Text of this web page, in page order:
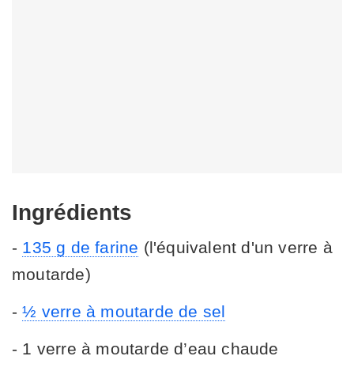
Ingrédients
- 135 g de farine (l'équivalent d'un verre à
moutarde)
-½ verre à moutarde de sel
- 1 verre à moutarde d’eau chaude